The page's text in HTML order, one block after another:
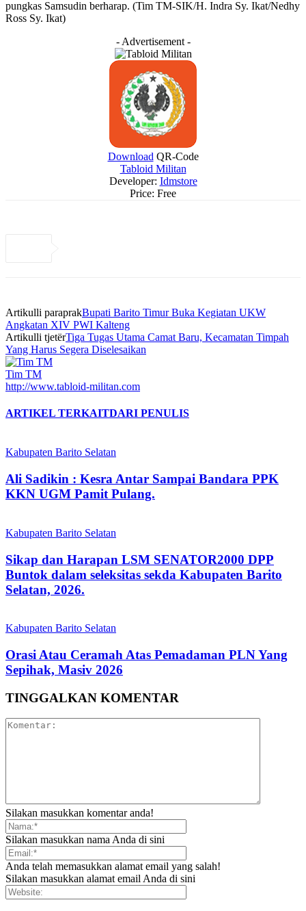
pungkas Samsudin berharap. (Tim TM-SIK/H. Indra Sy. Ikat/Nedhy
Ross Sy. Ikat)
- Advertisement -
Download QR-Code
Tabloid Militan
Developer: Idmstore
Price: Free
Artikulli paraprakBupati Barito Timur Buka Kegiatan UKW
Angkatan XIV PWI Kalteng
Artikulli tjetërTiga Tugas Utama Camat Baru, Kecamatan Timpah
Yang Harus Segera Diselesaikan
Tim TM
http://www.tabloid-militan.com
ARTIKEL TERKAITDARI PENULIS
Kabupaten Barito Selatan
Ali Sadikin : Kesra Antar Sampai Bandara PPK
KKN UGM Pamit Pulang.
Kabupaten Barito Selatan
Sikap dan Harapan LSM SENATOR2000 DPP
Buntok dalam seleksitas sekda Kabupaten Barito
Selatan, 2026.
Kabupaten Barito Selatan
Orasi Atau Ceramah Atas Pemadaman PLN Yang
Sepihak, Masiv 2026
TINGGALKAN KOMENTAR
Silakan masukkan komentar anda!
Silakan masukkan nama Anda di sini
Anda telah memasukkan alamat email yang salah!
Silakan masukkan alamat email Anda di sini